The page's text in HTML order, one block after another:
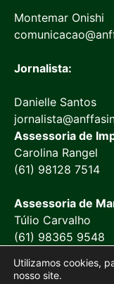
Montemar Onishi
Jornalista:
Danielle Santos
Assessoria de
Carolina Rangel
(61) 98128 7514
Assessoria de
Túlio Carvalho
(61) 98365 9548
Utilizamos cookies,
nosso site.